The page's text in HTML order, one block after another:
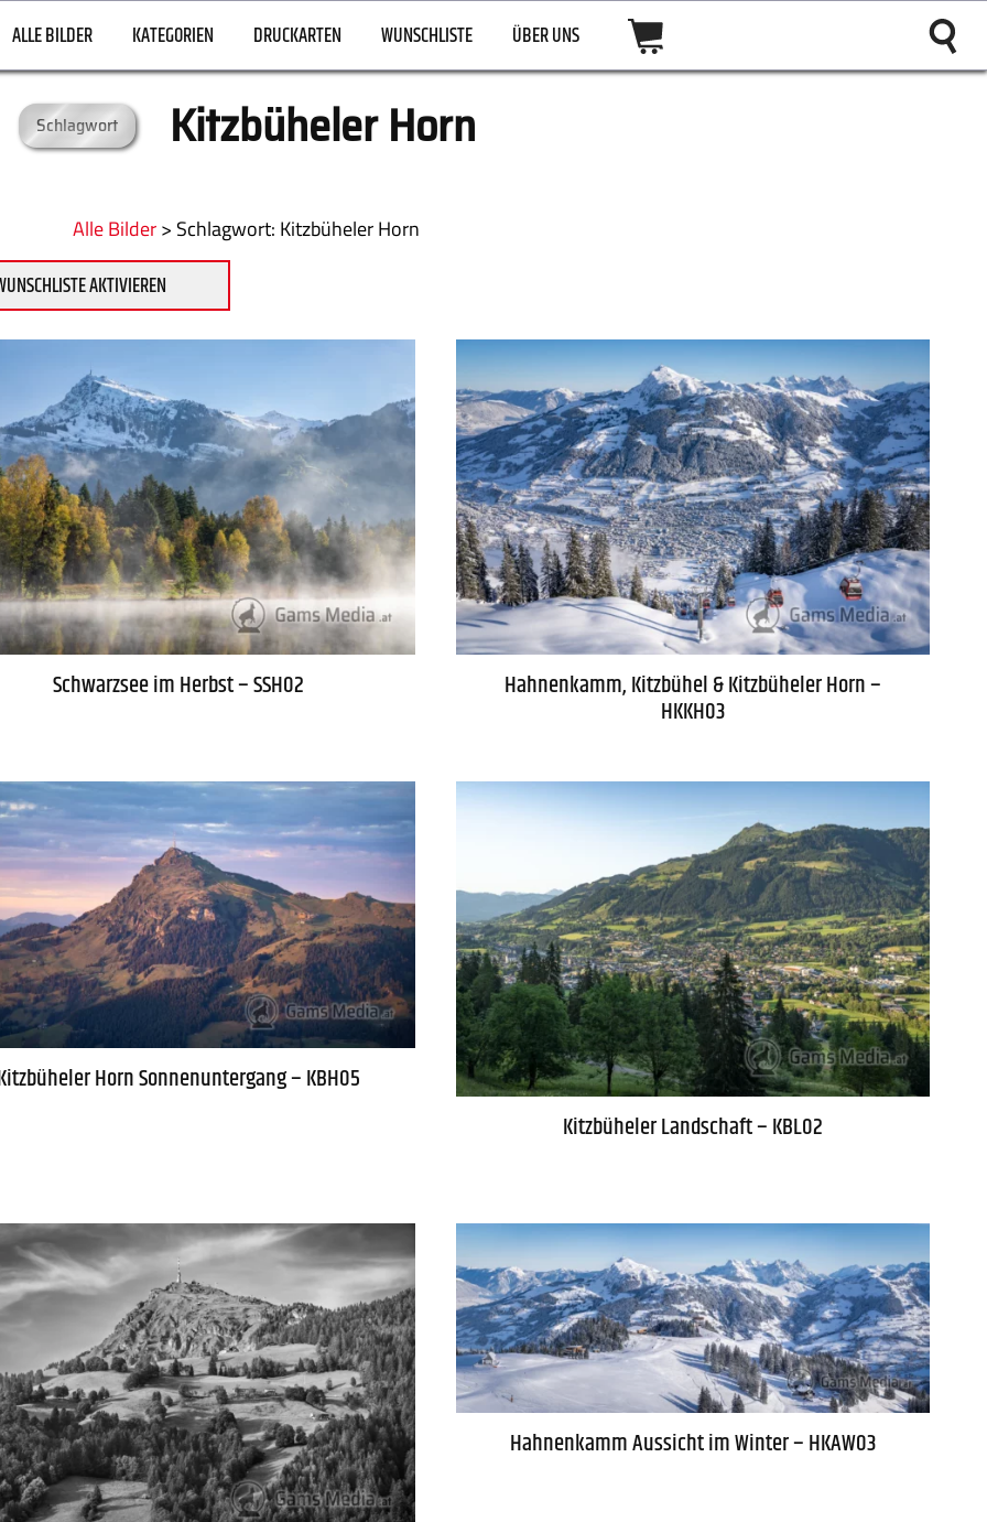
ALLE BILDER KATEGORIEN DRUCKARTEN WUNSCHLISTE ÜBER UNS
Schlagwort Kitzbüheler Horn
Alle Bilder> : Kitzbüheler Horn
AKTIVIEREN
Schwarzsee im Herbst – SSH02 Hahnenkamm, Kitzbühel & Kitzbüheler Horn –
HKKH03
Horn Sonnenuntergang – KBH05
Kitzbüheler Landschaft – KBL02
Hahnenkamm Aussicht im Winter – HKAW03